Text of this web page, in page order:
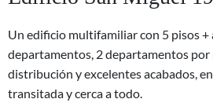
Un edificio multifamiliar con 5 pisos +
departamentos, 2 departamentos por
distribución y excelentes acabados,
transitada y cerca a todo.